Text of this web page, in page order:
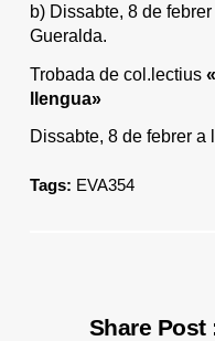
b) Dissabte, 8 de
Gueralda.
Trobada de col.lectius
llengua»
Dissabte, 8 de febrer a
Tags: EVA354
Share Post